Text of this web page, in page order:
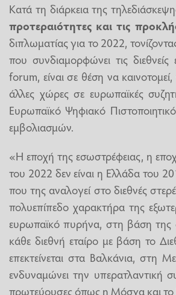
Κατά τη διάρκεια της
προτεραιότητες και τις
διπλωματίας για το 2022,
που συνδιαμορφώνει τις
forum, είναι σε θέση να
άλλες χώρες σε ευρωπαϊκές
Ευρωπαϊκό Ψηφιακό
εμβολιασμών.
«Η εποχή της εσωστρέφειας, η
του 2022 δεν είναι η Ελλάδα του
που της αναλογεί στο διεθνές
πολυεπίπεδο χαρακτήρα της
ευρωπαϊκό πυρήνα, στη βάση της
κάθε διεθνή εταίρο με βάση το
επεκτείνεται στα Βαλκάνια, στη
ενδυναμώνει την υπερατλαντική
πρωτεύουσες όπως η Μόσχα και το